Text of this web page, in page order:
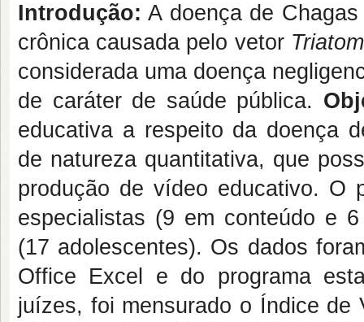
Introdução: A doença de
crônica causada pelo vetor
considerada uma doença
de caráter de saúde pública.
educativa a respeito da doença
de natureza quantitativa, que
produção de vídeo educativo. O
especialistas (9 em conteúdo e
(17 adolescentes). Os dados
Office Excel e do programa
juízes, foi mensurado o Índice de